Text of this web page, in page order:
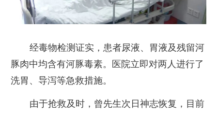
经毒物检测证实，患者尿液、胃液及残留河
豚肉中均含有河豚毒素。医院立即对两人进行了
洗胃、导泻等急救措施。
由于抢救及时，曾先生次日神志恢复，目前